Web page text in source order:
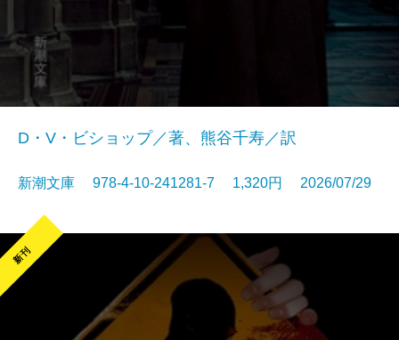
D・V・ビショップ／著、熊谷千寿／訳
新潮文庫 978-4-10-241281-7 1,320円 2026/07/29
新刊